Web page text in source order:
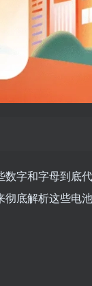
数字和字母到底代
彻底解析这些电池